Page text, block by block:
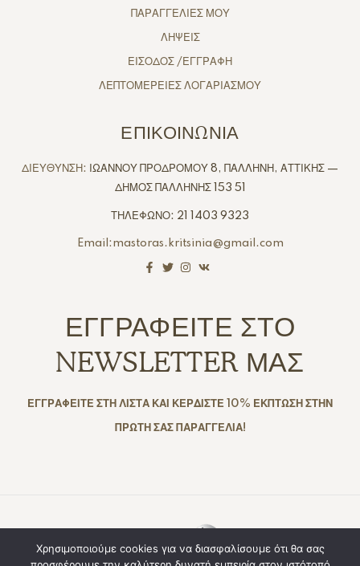
ΠΑΡΑΓΓΕΛΙΕΣ ΜΟΥ
ΛΗΨΕΙΣ
ΕΙΣΟΔΟΣ /ΕΓΓΡΑΦΗ
ΛΕΠΤΟΜΕΡΕΙΕΣ ΛΟΓΑΡΙΑΣΜΟΥ
ΕΠΙΚΟΙΝΩΝΙΑ
ΔΙΕΥΘΥΝΣΗ:
ΙΩΑΝΝΟΥ ΠΡΟΔΡΟΜΟΥ 8, ΠΑΛΛΗΝΗ, ΑΤΤΙΚΗΣ —
ΔΗΜΟΣ ΠΑΛΛΗΝΗΣ 153 51
ΤΗΛΕΦΩΝΟ: 21 1403 9323
Email:mastoras.kritsinia@gmail.com
ΕΓΓΡΑΦΕΙΤΕ ΣΤΟ
NEWSLETTER ΜΑΣ
ΕΓΓΡΑΦΕΙΤΕ ΣΤΗ ΛΙΣΤΑ ΚΑΙ ΚΕΡΔΙΣΤΕ 10% ΕΚΠΤΩΣΗ ΣΤΗΝ
ΠΡΩΤΗ ΣΑΣ ΠΑΡΑΓΓΕΛΙΑ!
Χρησιμοποιούμε cookies για να διασφαλίσουμε ότι θα σας